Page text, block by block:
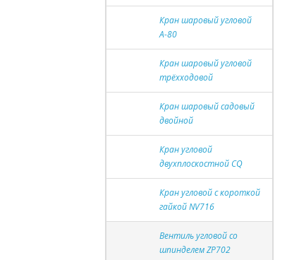
Кран шаровый угловой
A-80
Кран шаровый угловой
трёхходовой
Кран шаровый садовый
двойной
Кран угловой
двухплоскостной CQ
Кран угловой с короткой
гайкой NV716
Вентиль угловой со
шпинделем ZP702